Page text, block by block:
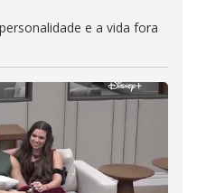
e a vida fora